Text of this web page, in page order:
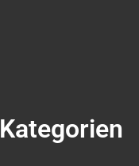
Kategorien